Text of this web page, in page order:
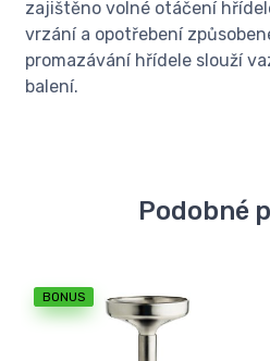
zajištěno volné otáčení
vrzání a opotřebení
promazávání hřídele slouží
balení.
Podobné
BONUS